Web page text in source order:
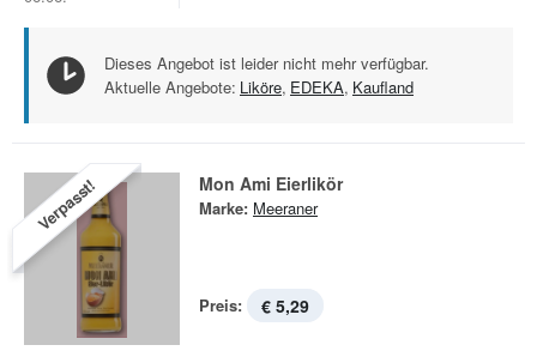
Dieses Angebot ist leider nicht mehr verfügbar.
Aktuelle Angebote: Liköre, EDEKA, Kaufland
Verpasst! Mon Ami Eierlikör
Marke: Meeraner
Preis: € 5,29